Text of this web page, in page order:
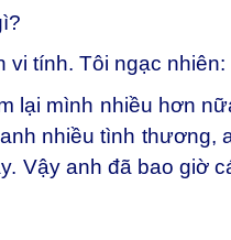
vi tính. Tôi ngạc nhiên:
lại mình nhiều hơn
nhiều tình thương,
Vậy anh đã bao giờ